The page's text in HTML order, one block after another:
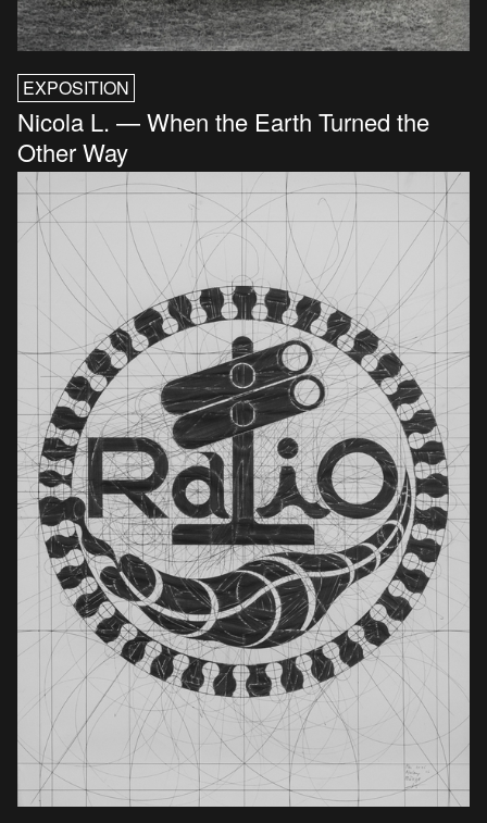
EXPOSITION
Nicola L. — When the Earth Turned the
Other Way